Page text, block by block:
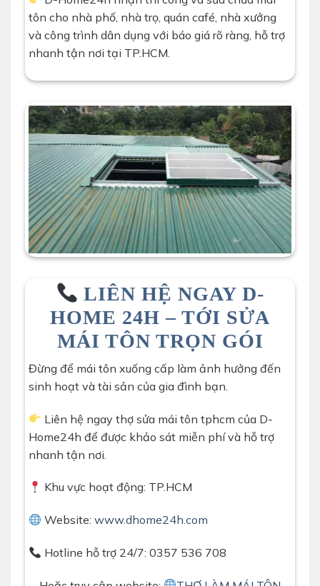
tôn cho nhà phố, nhà trọ, quán café, nhà xưởng
và công trình dân dụng với báo giá rõ ràng, hỗ trợ
nhanh tận nơi tại TP.HCM.
LIÊN HỆ NGAY D-
HOME 24H – TỚI SỬA
MÁI TÔN TRỌN GÓI
Đừng để mái tôn xuống cấp làm ảnh hưởng đến
sinh hoạt và tài sản của gia đình bạn.
Liên hệ ngay thợ sửa mái tôn tphcm của D-
Home24h để được khảo sát miễn phí và hỗ trợ
nhanh tận nơi.
Khu vực hoạt động: TP.HCM
Website:www.dhome24h.com
Hotline hỗ trợ 24/7: 0357 536 708